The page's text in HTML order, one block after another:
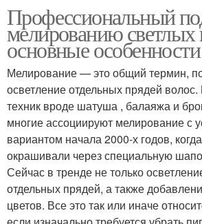
Профессиональный
мелированию светлых
основные особенности
Мелирование — это общий термин,
осветление отдельных прядей
техник вроде шатуша , балаяжа и
многие ассоциируют мелирование с
вариантом начала 2000-х годов,
окрашивали через специальную
Сейчас в тренде не только
отдельных прядей, а также
цветов. Все это так или иначе